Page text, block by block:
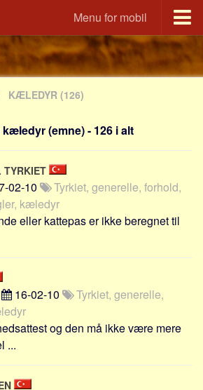
Menu for mobil
KÆLEDYR (126)
(emne) - 126 i alt
TYRKIET
02-10
Tyrkiet, generelle, forhold,
kæledyr
eller kattepas er ikke beregnet til
16-02-10
Tyrkiet, generelle,
og den må ikke være mere
...